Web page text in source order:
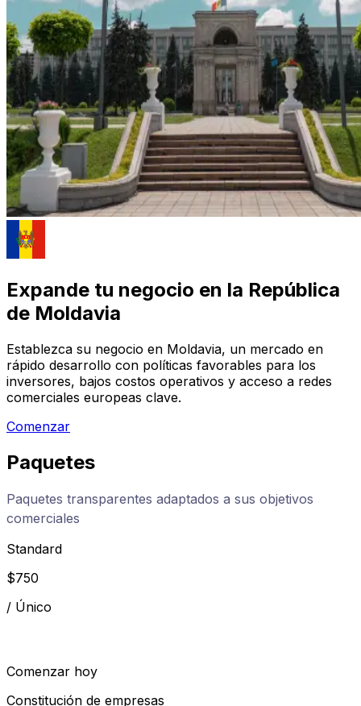
Expande tu negocio en la República
de Moldavia
Establezca su negocio en Moldavia, un mercado en
rápido desarrollo con políticas favorables para los
inversores, bajos costos operativos y acceso a redes
comerciales europeas clave.
Comenzar
Paquetes
Paquetes transparentes adaptados a sus objetivos
comerciales
Standard
$750
/ Único
Comenzar hoy
Constitución de empresas